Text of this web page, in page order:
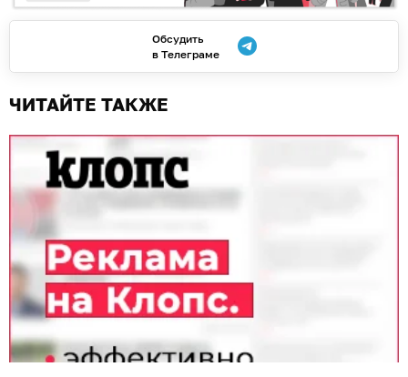
Обсудить
в Телеграме
ЧИТАЙТЕ ТАКЖЕ